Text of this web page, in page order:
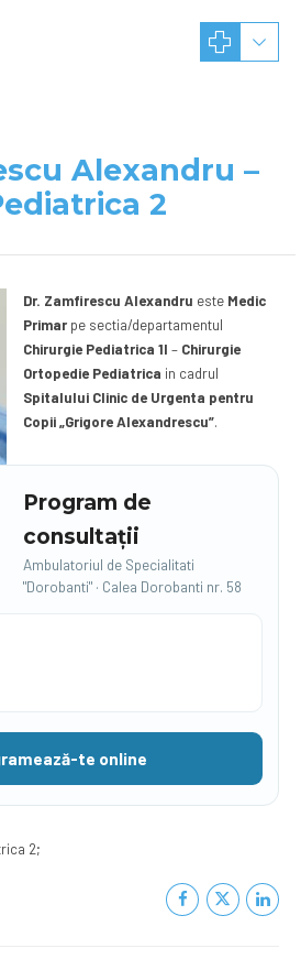
Alexandru –
2
Dr. Zamfirescu Alexandru este Medic
Primar pe sectia/departamentul
Chirurgie Pediatrica 1I – Chirurgie
Ortopedie Pediatrica in cadrul
Spitalului Clinic de Urgenta pentru
Copii „Grigore Alexandrescu”.
Program de
consultații
Ambulatoriul de Specialitati
"Dorobanti" · Calea Dorobanti nr. 58
te online
2